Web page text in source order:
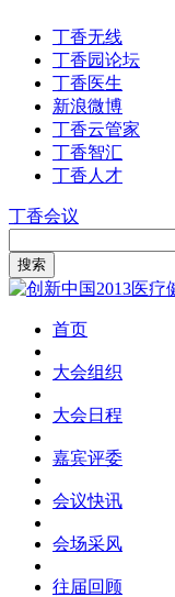
丁香无线
丁香园论坛
丁香医生
新浪微博
丁香云管家
丁香智汇
丁香人才
丁香会议
首页
大会组织
大会日程
嘉宾评委
会议快讯
会场采风
往届回顾